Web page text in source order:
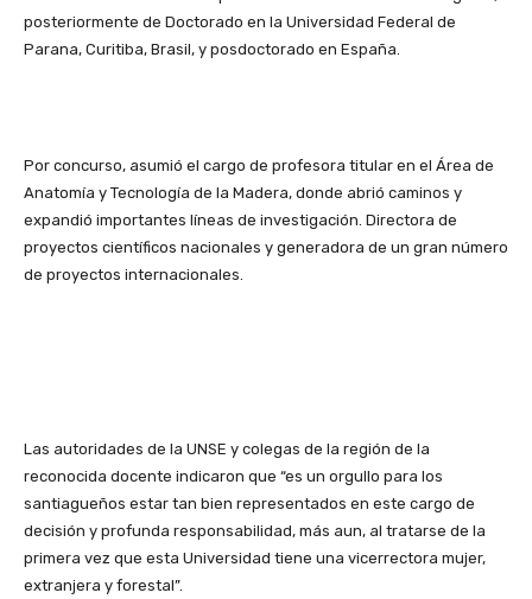
posteriormente de Doctorado en la Universidad Federal de
Parana, Curitiba, Brasil, y posdoctorado en España.
Por concurso, asumió el cargo de profesora titular en el Área de
Anatomía y Tecnología de la Madera, donde abrió caminos y
expandió importantes líneas de investigación. Directora de
proyectos científicos nacionales y generadora de un gran número
de proyectos internacionales.
Las autoridades de la UNSE y colegas de la región de la
reconocida docente indicaron que “es un orgullo para los
santiagueños estar tan bien representados en este cargo de
decisión y profunda responsabilidad, más aun, al tratarse de la
primera vez que esta Universidad tiene una vicerrectora mujer,
extranjera y forestal”.